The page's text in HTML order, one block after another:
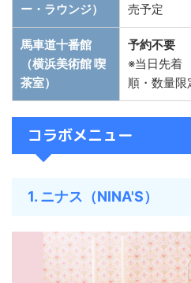
ー・ラウンジ）
売予定
馬車道十番館
（横浜美術館 喫
茶室）
予約不要
※当日先着
順・数量限
コラボメニュー
1. ニナス（NINA'S）